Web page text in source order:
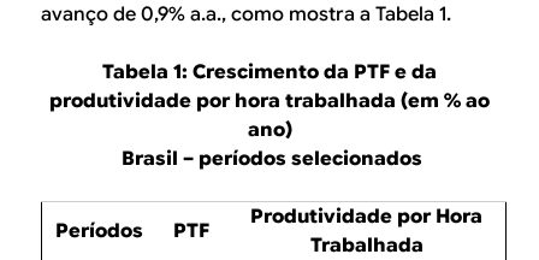
avanço de 0,9% a.a., como mostra a Tabela 1.
Tabela 1: Crescimento da PTF e da
produtividade por hora trabalhada (em % ao
ano)
Brasil – períodos selecionados
Períodos PTF
Produtividade por Hora
Trabalhada